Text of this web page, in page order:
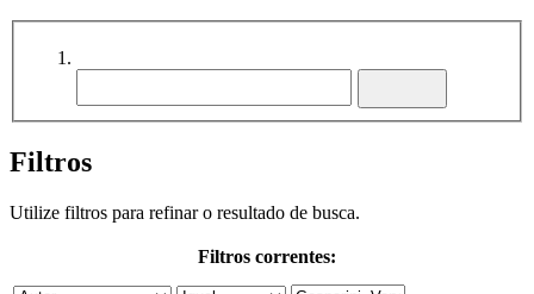
Filtros
Utilize filtros para refinar o resultado de busca.
Filtros correntes: